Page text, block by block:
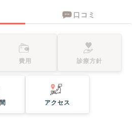
口コミ
費用 診療方針
アクセス